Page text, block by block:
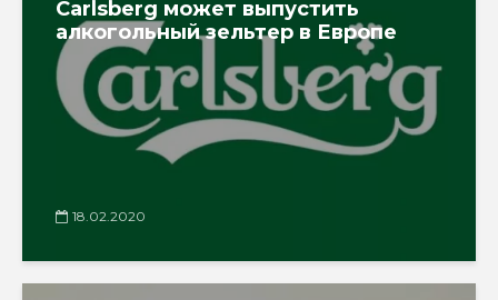
Carlsberg может выпустить
алкогольный зельтер в Европе
18.02.2020